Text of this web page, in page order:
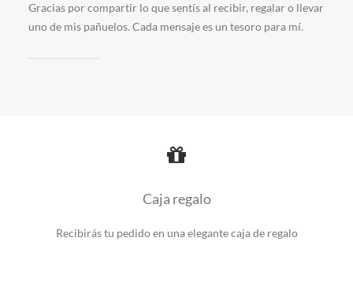
Gracias por compartir lo que sentís al recibir, regalar o llevar
uno de mis pañuelos. Cada mensaje es un tesoro para mí.
Caja regalo
Recibirás tu pedido en una elegante caja de regalo